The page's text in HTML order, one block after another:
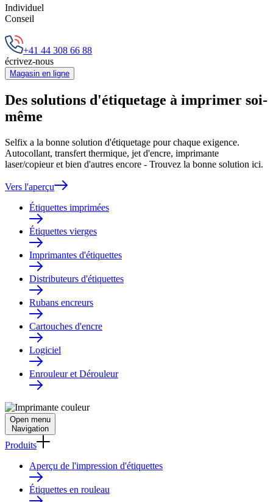
Individuel
Conseil
+41 44 308 66 88
écrivez-nous
Magasin en ligne
Des solutions d'étiquetage à imprimer soi-
même
Selfix a la bonne solution d'étiquetage pour chaque exigence.
Autocollant, transfert thermique, jet d'encre, imprimante
laser/copieur et bien d'autres encore - Trouvez la bonne solution ici.
Vers l'aperçu
Étiquettes imprimées
Étiquettes vierges
Imprimantes d'étiquettes
Distributeurs d'étiquettes
Rubans encreurs
Cartouches d'encre
Logiciel
Enrouleur et Dérouleur
Open menu
Navigation
Produits
Aperçu de l'impression d'étiquettes
Étiquettes en rouleau